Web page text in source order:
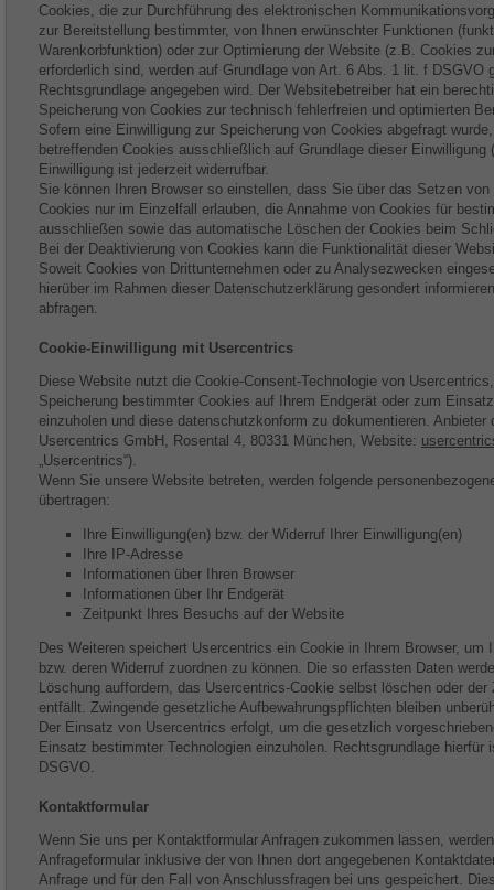
Cookies, die zur Durchführung des elektronischen
zur Bereitstellung bestimmter, von Ihnen erwünschter Funktionen
Warenkorbfunktion) oder zur Optimierung der Website (z.B. Cookies
erforderlich sind, werden auf Grundlage von Art. 6 Abs. 1 lit. f DSGVO
Rechtsgrundlage angegeben wird. Der Websitebetreiber hat ein
Speicherung von Cookies zur technisch fehlerfreien und optimierten
Sofern eine Einwilligung zur Speicherung von Cookies abgefragt
betreffenden Cookies ausschließlich auf Grundlage dieser
Einwilligung ist jederzeit widerrufbar.
Sie können Ihren Browser so einstellen, dass Sie über das Setzen
Cookies nur im Einzelfall erlauben, die Annahme von Cookies für
ausschließen sowie das automatische Löschen der Cookies beim
Bei der Deaktivierung von Cookies kann die Funktionalität dieser
Soweit Cookies von Drittunternehmen oder zu Analysezwecken
hierüber im Rahmen dieser Datenschutzerklärung gesondert
abfragen.
Cookie-Einwilligung mit Usercentrics
Diese Website nutzt die Cookie-Consent-Technologie von
Speicherung bestimmter Cookies auf Ihrem Endgerät oder zum
einzuholen und diese datenschutzkonform zu dokumentieren. Anbieter
Usercentrics GmbH, Rosental 4, 80331 München, Website:
„Usercentrics“).
Wenn Sie unsere Website betreten, werden folgende
übertragen:
Ihre Einwilligung(en) bzw. der Widerruf Ihrer Einwilligung(en)
Ihre IP-Adresse
Informationen über Ihren Browser
Informationen über Ihr Endgerät
Zeitpunkt Ihres Besuchs auf der Website
Des Weiteren speichert Usercentrics ein Cookie in Ihrem Browser, um
bzw. deren Widerruf zuordnen zu können. Die so erfassten Daten
Löschung auffordern, das Usercentrics-Cookie selbst löschen oder
entfällt. Zwingende gesetzliche Aufbewahrungspflichten bleiben
Der Einsatz von Usercentrics erfolgt, um die gesetzlich
Einsatz bestimmter Technologien einzuholen. Rechtsgrundlage
DSGVO.
Kontaktformular
Wenn Sie uns per Kontaktformular Anfragen zukommen lassen,
Anfrageformular inklusive der von Ihnen dort angegebenen
Anfrage und für den Fall von Anschlussfragen bei uns gespeichert.